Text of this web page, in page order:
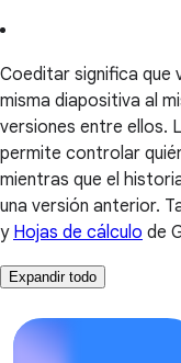
Coeditar significa que
misma diapositiva al
versiones entre ellos.
permite controlar
mientras que el
una versión anterior.
y Hojas de cálculo de
Expandir todo